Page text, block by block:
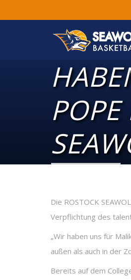
Die ROSTOCK
Verpflichtung des
„Wir haben uns für
außen als auch in der
Bereits auf dem